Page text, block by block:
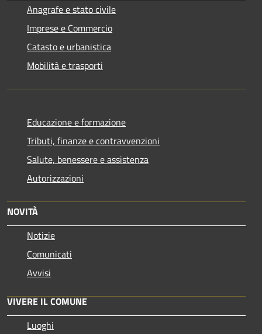
Anagrafe e stato civile
Imprese e Commercio
Catasto e urbanistica
Mobilità e trasporti
Educazione e formazione
Tributi, finanze e contravvenzioni
Salute, benessere e assistenza
Autorizzazioni
NOVITÀ
Notizie
Comunicati
Avvisi
VIVERE IL COMUNE
Luoghi